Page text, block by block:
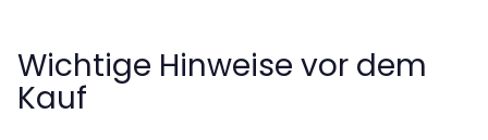
Wichtige Hinweise vor dem
Kauf